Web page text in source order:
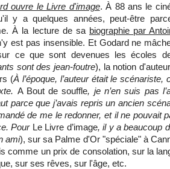
ouvre le Livre d'image. À 88 ans le
y a quelques années, peut-être
À la lecture de sa biographie par
est pas insensible. Et Godard ne
ce que sont devenues les écoles
sont des jean-foutre), la notion
(À l’époque, l’auteur était le scénariste,
A Bout de souffle, je n’en suis pas
parce que j’avais repris un ancien
de me le redonner, et il ne pouvait
Pour Le Livre d’image, il y a beaucoup
ami), sur sa Palme d'Or "spéciale" à
comme un prix de consolation, sur la
sur ses rêves, sur l'âge, etc.